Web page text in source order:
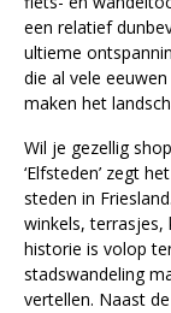
een relatief
ultieme
die al vele
maken het
Wil je gezellig
‘Elfsteden’ zegt
steden in
winkels,
historie is volop
stadswandeling
vertellen. Naast